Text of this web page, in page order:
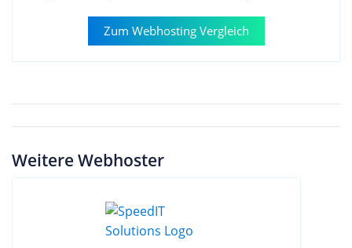
Zum Webhosting Vergleich
Weitere Webhoster